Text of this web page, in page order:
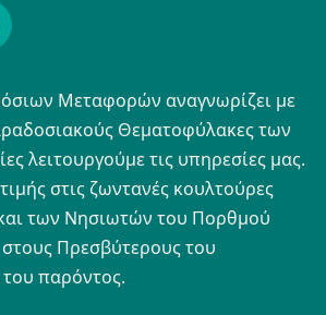
Μεταφορών αναγνωρίζει με
Θεματοφύλακες των
λειτουργούμε τις υπηρεσίες μας.
στις ζωντανές κουλτούρες
των Νησιωτών του Πορθμού
Πρεσβύτερους του
παρόντος.